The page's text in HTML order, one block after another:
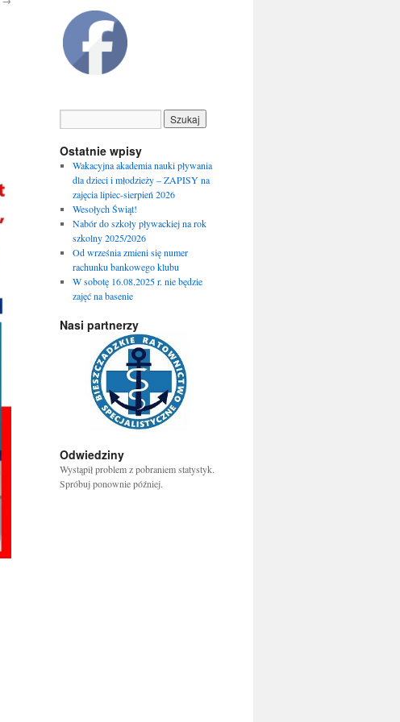
Ostatnie wpisy
Wakacyjna akademia nauki pływania
dla dzieci i młodzieży – ZAPISY na
zajęcia lipiec-sierpień 2026
Wesołych Świąt!
Nabór do szkoły pływackiej na rok
szkolny 2025/2026
Od września zmieni się numer
rachunku bankowego klubu
W sobotę 16.08.2025 r. nie będzie
zajęć na basenie
Nasi partnerzy
Odwiedziny
Wystąpił problem z pobraniem statystyk.
Spróbuj ponownie później.